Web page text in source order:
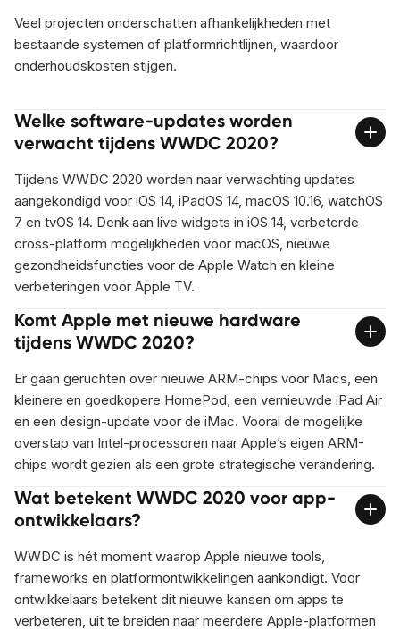
Veel projecten onderschatten afhankelijkheden met
bestaande systemen of platformrichtlijnen, waardoor
onderhoudskosten stijgen.
Welke software-updates worden
verwacht tijdens WWDC 2020?
Tijdens WWDC 2020 worden naar verwachting updates
aangekondigd voor iOS 14, iPadOS 14, macOS 10.16, watchOS
7 en tvOS 14. Denk aan live widgets in iOS 14, verbeterde
cross-platform mogelijkheden voor macOS, nieuwe
gezondheidsfuncties voor de Apple Watch en kleine
verbeteringen voor Apple TV.
Komt Apple met nieuwe hardware
tijdens WWDC 2020?
Er gaan geruchten over nieuwe ARM-chips voor Macs, een
kleinere en goedkopere HomePod, een vernieuwde iPad Air
en een design-update voor de iMac. Vooral de mogelijke
overstap van Intel-processoren naar Apple’s eigen ARM-
chips wordt gezien als een grote strategische verandering.
Wat betekent WWDC 2020 voor app-
ontwikkelaars?
WWDC is hét moment waarop Apple nieuwe tools,
frameworks en platformontwikkelingen aankondigt. Voor
ontwikkelaars betekent dit nieuwe kansen om apps te
verbeteren, uit te breiden naar meerdere Apple-platformen